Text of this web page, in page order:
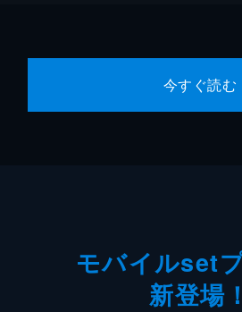
今すぐ読む
モバイルset
新登場！